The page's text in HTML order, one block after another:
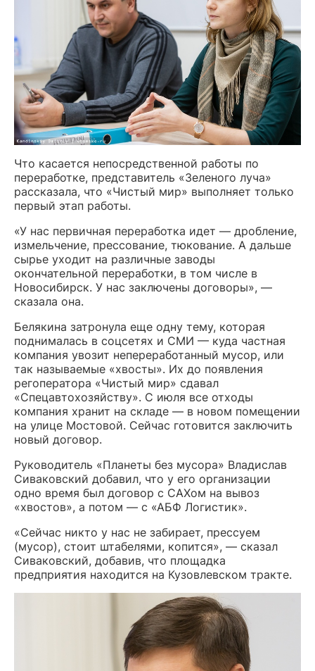
Что касается непосредственной работы по
переработке, представитель «Зеленого луча»
рассказала, что «Чистый мир» выполняет только
первый этап работы.
«У нас первичная переработка идет — дробление,
измельчение, прессование, тюкование. А дальше
сырье уходит на различные заводы
окончательной переработки, в том числе в
Новосибирск. У нас заключены договоры», —
сказала она.
Белякина затронула еще одну тему, которая
поднималась в соцсетях и СМИ — куда частная
компания увозит непереработанный мусор, или
так называемые «хвосты». Их до появления
регоператора «Чистый мир» сдавал
«Спецавтохозяйству». С июля все отходы
компания хранит на складе — в новом помещении
на улице Мостовой. Сейчас готовится заключить
новый договор.
Руководитель «Планеты без мусора» Владислав
Сиваковский добавил, что у его организации
одно время был договор с САХом на вывоз
«хвостов», а потом — с «АБФ Логистик».
«Сейчас никто у нас не забирает, прессуем
(мусор), стоит штабелями, копится», — сказал
Сиваковский, добавив, что площадка
предприятия находится на Кузовлевском тракте.